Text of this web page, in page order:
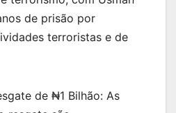
de prisão por
terroristas e de
de ₦1 Bilhão: As